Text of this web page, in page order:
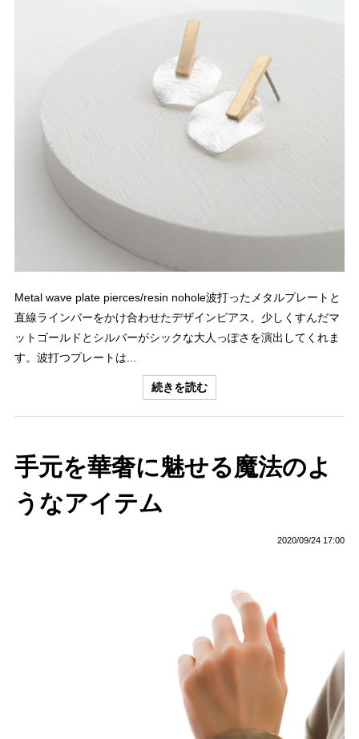
Metal wave plate pierces/resin nohole波打ったメタルプレートと
直線ラインバーをかけ合わせたデザインピアス。少しくすんだマ
ットゴールドとシルバーがシックな大人っぽさを演出してくれま
す。波打つプレートは...
続きを読む
手元を華奢に魅せる魔法のよ
うなアイテム
2020/09/24 17:00